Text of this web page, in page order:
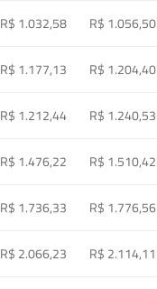
R$ 1.032,58 R$ 1.056,50
R$ 1.177,13 R$ 1.204,40
R$ 1.212,44 R$ 1.240,53
R$ 1.476,22 R$ 1.510,42
R$ 1.736,33 R$ 1.776,56
R$ 2.066,23 R$ 2.114,11